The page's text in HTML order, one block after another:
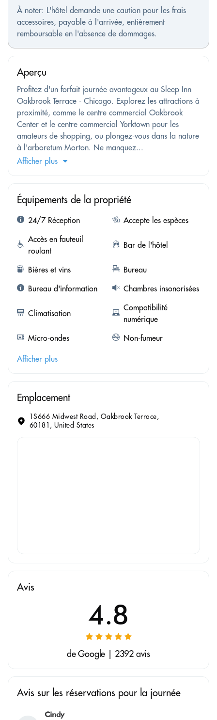
À noter: L'hôtel demande une caution pour les frais
accessoires, payable à l'arrivée, entièrement
remboursable en l'absence de dommages.
Aperçu
Profitez d'un forfait journée avantageux au Sleep Inn
Oakbrook Terrace - Chicago. Explorez les attractions à
proximité, comme le centre commercial Oakbrook
Center et le centre commercial Yorktown pour les
amateurs de shopping, ou plongez-vous dans la nature
à l'arboretum Morton. Ne manquez...
Afficher plus
Équipements de la propriété
24/7 Réception
Accepte les espèces
Accès en fauteuil
roulant
Bar de l'hôtel
Bières et vins
Bureau
Bureau d'information
Chambres insonorisées
Climatisation
Compatibilité
numérique
Micro-ondes
Non-fumeur
Afficher plus
Emplacement
1S666 Midwest Road, Oakbrook Terrace,
60181, United States
Avis
4.8
de Google | 2392 avis
Avis sur les réservations pour la journée
Cindy